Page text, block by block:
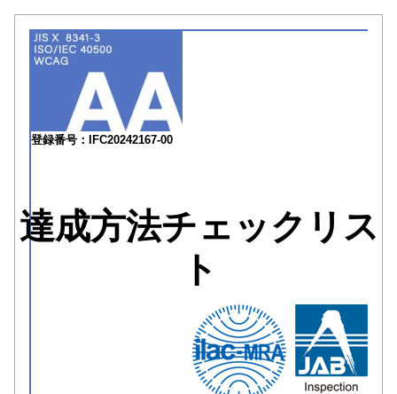
登録番号：IFC20242167-00
達成方法チェックリス
ト